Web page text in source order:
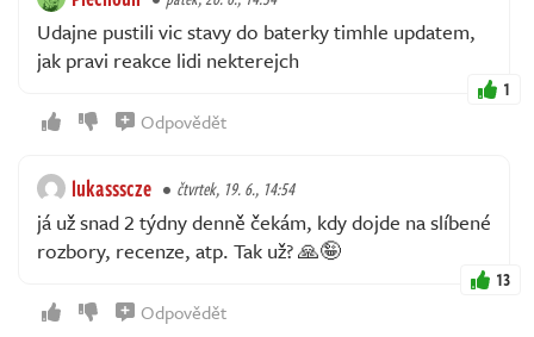
Udajne pustili vic stavy do baterky timhle updatem,
jak pravi reakce lidi nekterejch
1
Odpovědět
lukassscze čtvrtek, 19. 6., 14:54
já už snad 2 týdny denně čekám, kdy dojde na slíbené
rozbory, recenze, atp. Tak už? 🙏🤪
13
Odpovědět